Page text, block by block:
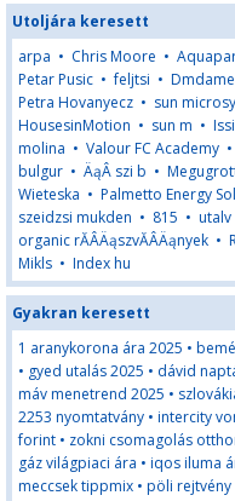
Utoljára keresett
arpa • Chris Moore •
Petar Pusic •feljtsi •
Petra Hovanyecz • sun
HousesinMotion • sun m •
molina • Valour FC Academy •
bulgur • ÄąÂ szi b •
Wieteska • Palmetto Energy
szeidzsi mukden • 815 • utalv
organic rĂÂÄąszvĂÂÄąnyek •
Mikls • Index hu
Gyakran keresett
1 aranykorona ára 2025 •
• gyed utalás 2025 • dávid
máv menetrend 2025 •
2253 nyomtatvány • intercity
forint • zokni csomagolás
gáz világpiaci ára • iqos iluma
meccsek tippmix • pöli rejtvény